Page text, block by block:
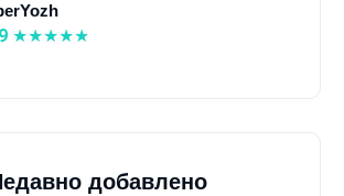
добавлено